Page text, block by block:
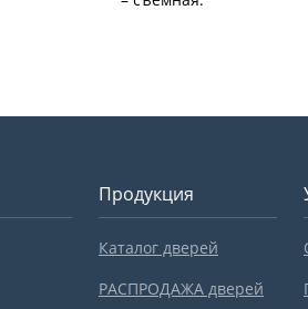
Продукция
Каталог дверей
РАСПРОДАЖА дверей